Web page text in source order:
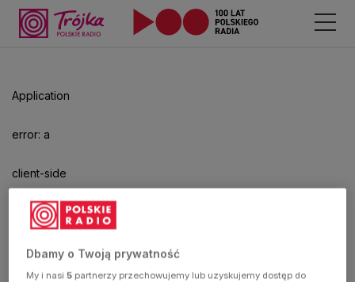
Application
error: a
client-side
exception
has
aby
odtwarzać.
Dbamy o Twoją prywatność
My i nasi5 partnerzy przechowujemy lub uzyskujemy dostęp do